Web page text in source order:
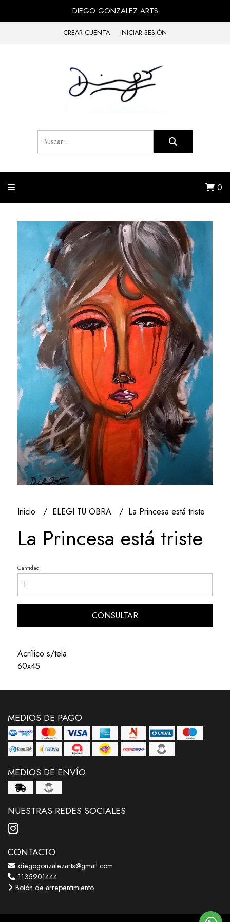
DIEGO GONZALEZ ARTS
CREAR CUENTA INICIAR SESIÓN
0
Inicio ELEGI TU OBRA La Princesa está triste
La Princesa está triste
Cantidad
CONSULTAR
Acrílico s/tela
60x45
MEDIOS DE PAGO
MEDIOS DE ENVÍO
NUESTRAS REDES SOCIALES
CONTACTO
diegogonzalezarts@gmail.com
1135901444
Botón de arrepentimiento